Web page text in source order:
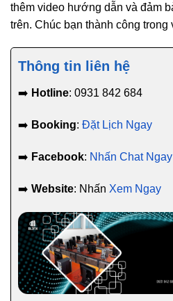
thêm video hướng dẫn và đảm
trên. Chúc bạn thành công trong
Thông tin liên hệ
➡️ Hotline: 0931 842 684
➡️ Booking: Đặt Lịch Ngay
➡️ Facebook: Nhấn Chat Ngay
➡️ Website: Nhấn Xem Ngay